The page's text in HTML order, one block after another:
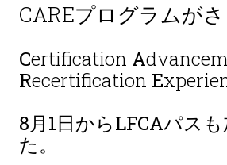
CAREプログラムがさ
Certification A
Recertification E
8月1日からLFCAパス
た。